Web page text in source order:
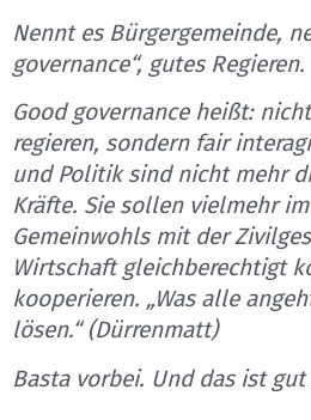
Nennt es Bürgergemeinde,
governance“, gutes Regieren.
Good governance heißt:
regieren, sondern fair
und Politik sind nicht mehr
Kräfte. Sie sollen vielmehr
Gemeinwohls mit der
Wirtschaft gleichberechtigt
kooperieren. „Was alle
lösen.“ (Dürrenmatt)
Basta vorbei. Und das ist